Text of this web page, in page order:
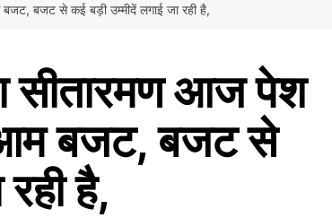
बजट से कई बड़ी उम्मीदें लगाई जा रही है,
सीतारमण आज पेश
बजट, बजट से
है,